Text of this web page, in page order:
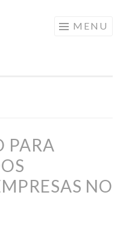
MENU
PARA
NO